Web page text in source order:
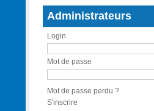
Administrateurs
Login
Mot de passe
Mot de passe perdu ?
S'inscrire